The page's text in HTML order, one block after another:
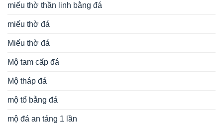
miếu thờ thần linh bằng đá
miếu thờ đá
Miếu thờ đá
Mộ tam cấp đá
Mộ tháp đá
mộ tổ bằng đá
mộ đá an táng 1 lần